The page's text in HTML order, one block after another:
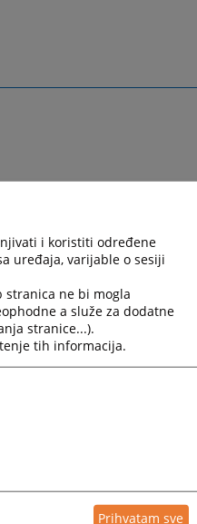
i koristiti određene
uređaja, varijable o sesiji
stranica ne bi mogla
a služe za dodatne
stranice...).
tih informacija.
Prihvatam sve